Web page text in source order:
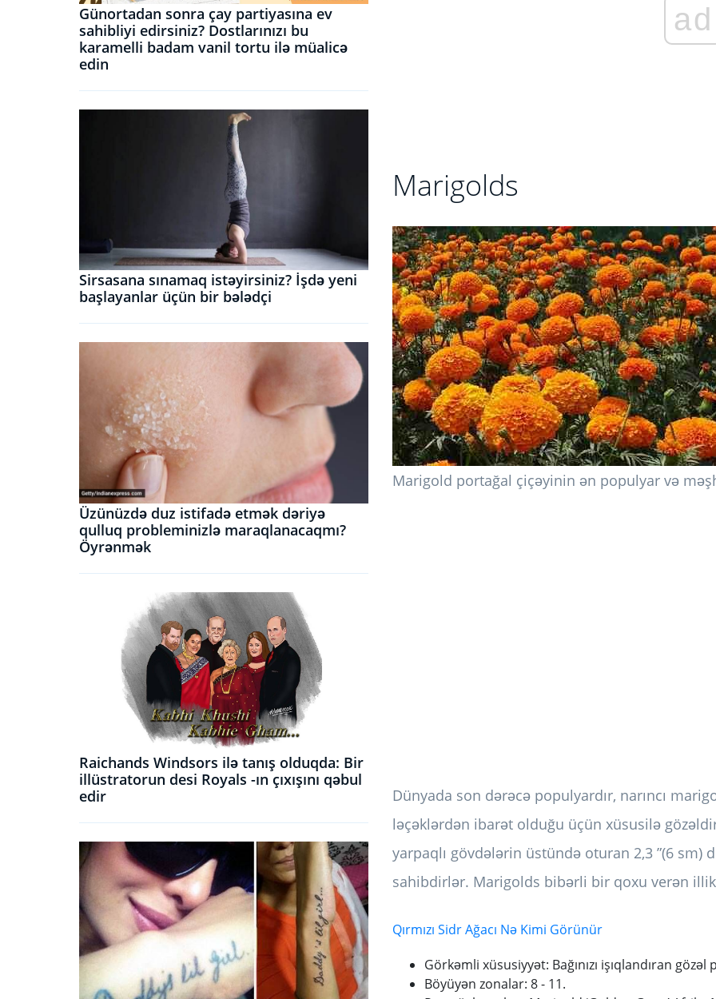
Günortadan sonra çay partiyasına ev
sahibliyi edirsiniz? Dostlarınızı bu
karamelli badam vanil tortu ilə müalicə
edin
Sirsasana sınamaq istəyirsiniz? İşdə yeni
başlayanlar üçün bir bələdçi
Üzünüzdə duz istifadə etmək dəriyə
qulluq probleminizlə maraqlanacaqmı?
Öyrənmək
Raichands Windsors ilə tanış olduqda: Bir
illüstratorun desi Royals -ın çıxışını qəbul
edir
ad
Marigolds
Marigold portağal çiçəyinin ən populyar və
Dünyada son dərəcə populyardır, narıncı
ləçəklərdən ibarət olduğu üçün xüsusilə
yarpaqlı gövdələrin üstündə oturan 2,3 ”(6
sahibdirlər. Marigolds bibərli bir qoxu verən
Qırmızı Sidr Ağacı Nə Kimi Görünür
Görkəmli xüsusiyyət: Bağınızı işıqlandıran gözəl
Böyüyən zonalar: 8 - 11.